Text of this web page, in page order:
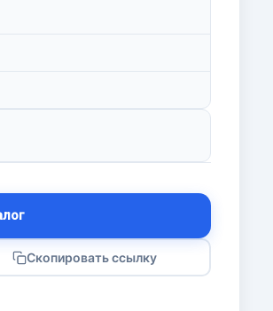
Скопировать ссылку